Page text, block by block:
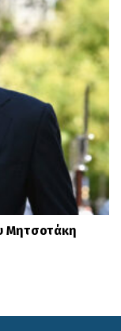
Μητσοτάκη